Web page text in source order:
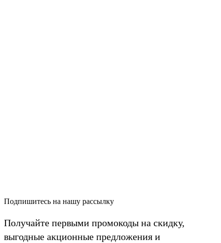
Подпишитесь на нашу рассылку
Получайте первыми промокоды на скидку,
выгодные акционные предложения и